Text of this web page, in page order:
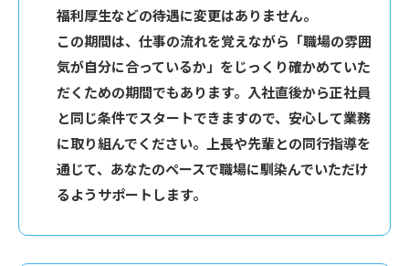
福利厚生などの待遇に変更はありません。
この期間は、仕事の流れを覚えながら「職場の雰囲
気が自分に合っているか」をじっくり確かめていた
だくための期間でもあります。入社直後から正社員
と同じ条件でスタートできますので、安心して業務
に取り組んでください。上長や先輩との同行指導を
通じて、あなたのペースで職場に馴染んでいただけ
るようサポートします。